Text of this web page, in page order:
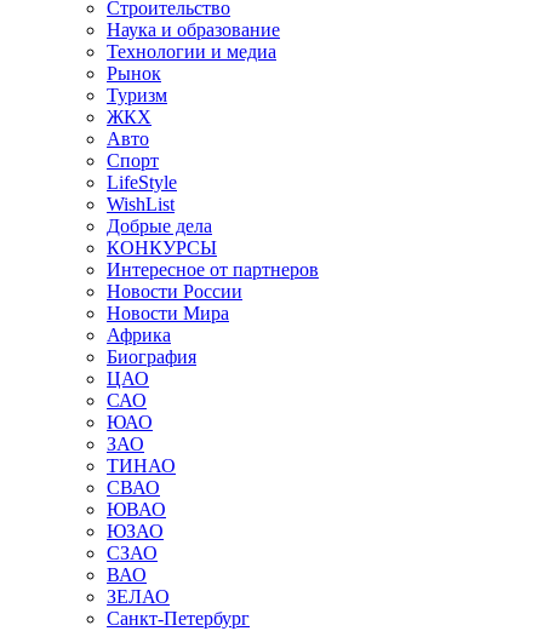
Строительство
Наука и образование
Технологии и медиа
Рынок
Туризм
ЖКХ
Авто
Спорт
LifeStyle
WishList
Добрые дела
КОНКУРСЫ
Интересное от партнеров
Новости России
Новости Мира
Африка
Биография
ЦАО
САО
ЮАО
ЗАО
ТИНАО
СВАО
ЮВАО
ЮЗАО
СЗАО
ВАО
ЗЕЛАО
Санкт-Петербург